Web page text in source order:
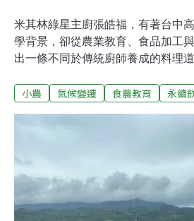
米其林綠星主廚張皓福，有著台中
學背景，卻從農業教育、食品加工
出一條不同於傳統廚師養成的料理
淋，，再到2025年帶領「TU PANG
記憶。他相信，廚藝的答案在產地
是讓人重新感受自己與土地、他人
車、無菜單到說菜 餐廳像一座劇場
成為廚師而讀農校，他說，當時選
小農 氣候變遷 食農教育 永續